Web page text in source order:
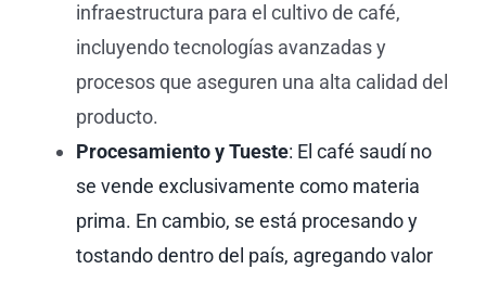
infraestructura para el cultivo de café,
incluyendo tecnologías avanzadas y
procesos que aseguren una alta calidad del
producto.
Procesamiento y Tueste: El café saudí no
se vende exclusivamente como materia
prima. En cambio, se está procesando y
tostando dentro del país, agregando valor